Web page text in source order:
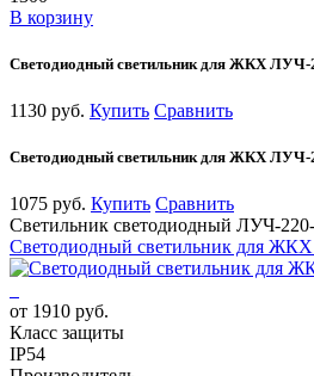
В корзину
Светодиодный светильник для ЖКХ
1130 руб. Купить Сравнить
Светодиодный светильник для ЖКХ ЛУЧ-
1075 руб. Купить Сравнить
Светильник светодиодный ЛУЧ-
Светодиодный светильник для
от 1910 руб.
Класс защиты
IP54